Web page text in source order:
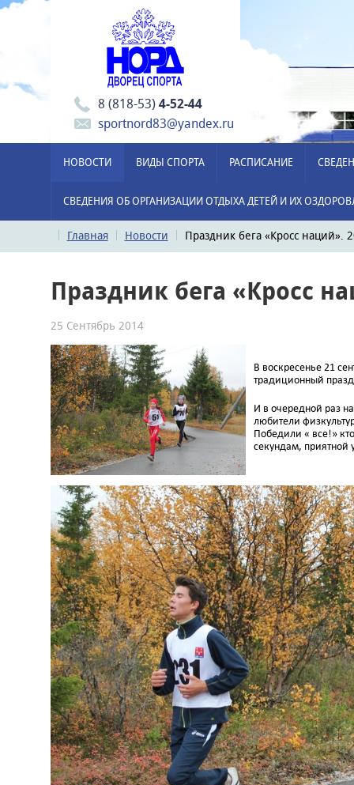
8 (818-53)4-52-44
sportnord83@yandex.ru
НОВОСТИ ВИДЫ СПОРТА РАСПИСАНИЕ
СВЕДЕНИЯ ОБ ОРГАНИЗАЦИИ ОТДЫХА ДЕТЕЙ И ИХ
Главная Новости Праздник бега «Кросс наций».
Праздник бега «Кросс
25 Сентябрь 2014
В воскресенье 21
традиционный
И в очередной раз
любители
Победили « все!»
секундам, приятной